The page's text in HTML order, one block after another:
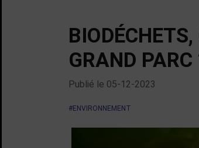
GRAND PARC
Publié le 05-12-2023
#ENVIRONNEMENT